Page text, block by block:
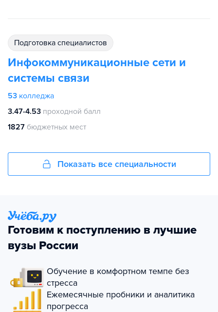
подготовка специалистов
Инфокоммуникационные сети и
системы связи
53 колледжа
3.47-4.53 проходной балл
1827 бюджетных мест
Показать все специальности
Готовим к поступлению в лучшие
вузы России
Обучение в комфортном темпе без
стресса
Ежемесячные пробники и аналитика
прогресса